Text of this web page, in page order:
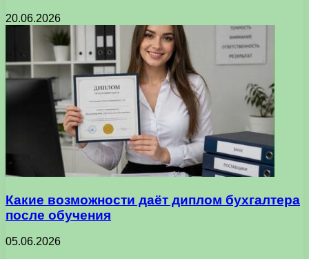
20.06.2026
Какие возможности даёт диплом бухгалтера
после обучения
05.06.2026